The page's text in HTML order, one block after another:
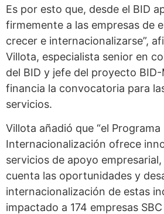
Es por esto que, desde el BID
firmemente a las empresas de
crecer e internacionalizarse”,
Villota, especialista senior en
del BID y jefe del proyecto
financia la convocatoria para
servicios.
Villota añadió que “el
Internacionalización ofrece
servicios de apoyo
cuenta las oportunidades y
internacionalización de estas
impactado a 174 empresas